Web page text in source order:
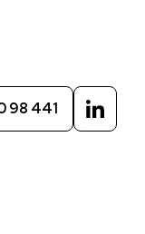
98 441